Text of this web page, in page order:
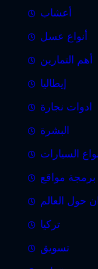
أعشاب
أنواع عسل
أهم التمارين
إيطاليا
ادوات نجارة
البشرة
السيارات
برمجة مواقع
حول العالم
تركيا
تسويق